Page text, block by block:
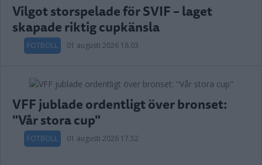
Vilgot storspelade för SVIF – laget
skapade riktig cupkänsla
FOTBOLL 01 augusti 2026 18.03
VFF jublade ordentligt över bronset:
"Vår stora cup"
FOTBOLL 01 augusti 2026 17.52